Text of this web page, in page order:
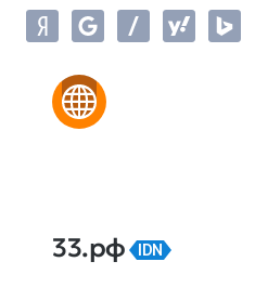
33.рф IDN